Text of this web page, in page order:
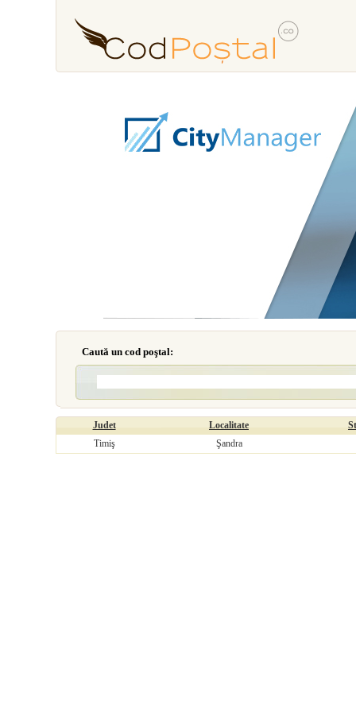
Caută un cod poştal:
Judet Localitate
Timiş
Şandra